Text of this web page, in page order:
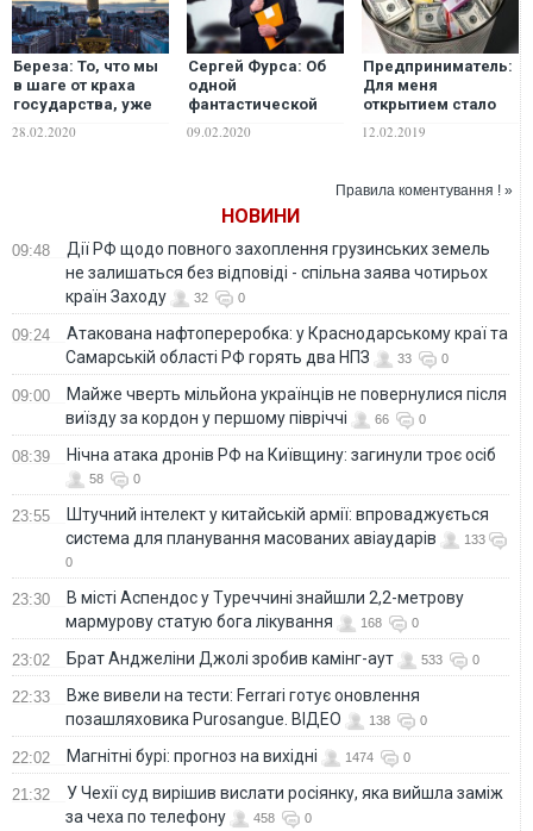
Береза: То, что мы
в шаге от краха
государства, уже
грустно
констатируют даже
28.02.2020
Сергей Фурса: Об
одной
фантастической
истории,
произошедшей в
совсем (не)похожа
09.02.2020
Предприниматель:
Для меня
открытием стало
то, что любое
государство для
сахар. У других не
легче
12.02.2019
Правила коментування ! »
НОВИНИ
09:48
Дії РФ щодо повного захоплення грузинських земель
не залишаться без відповіді - спільна заява чотирьох
країн Заходу
32 0
09:24
Атакована нафтопереробка: у Краснодарському краї та
Самарській області РФ горять два НПЗ
33 0
09:00
Майже чверть мільйона українців не повернулися після
виїзду за кордон у першому півріччі
66 0
08:39 Нічна атака дронів РФ на Київщину: загинули троє осіб
58 0
23:55
Штучний інтелект у китайській армії: впроваджується
система для планування масованих авіаударів
133
0
23:30
В місті Аспендос у Туреччині знайшли 2,2-метрову
мармурову статую бога лікування
168 0
23:02 Брат Анджеліни Джолі зробив камінг-аут 533 0
22:33
Вже вивели на тести: Ferrari готує оновлення
позашляховика Purosangue. ВІДЕО
138 0
22:02 Магнітні бурі: прогноз на вихідні 1474 0
21:32
У Чехії суд вирішив вислати росіянку, яка вийшла заміж
за чеха по телефону
458 0